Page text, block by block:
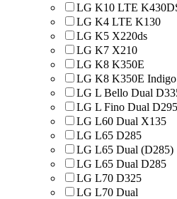
LG K10 LTE
LG K4 LTE K130
LG K5 X220ds
LG K7 X210
LG K8 K350E
LG K8 K350E Indigo
LG L Bello Dual
LG L Fino Dual D295
LG L60 Dual X135
LG L65 D285
LG L65 Dual (D285)
LG L65 Dual D285
LG L70 D325
LG L70 Dual